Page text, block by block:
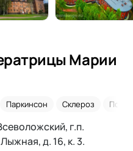
Марии
Паркинсон Склероз
г.п.
д. 16, к. 3.